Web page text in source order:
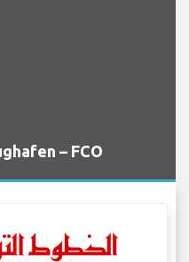
– FCO